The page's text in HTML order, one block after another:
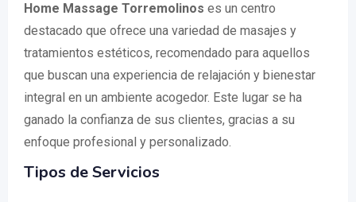
Home Massage Torremolinos es un centro
destacado que ofrece una variedad de masajes y
tratamientos estéticos, recomendado para aquellos
que buscan una experiencia de relajación y bienestar
integral en un ambiente acogedor. Este lugar se ha
ganado la confianza de sus clientes, gracias a su
enfoque profesional y personalizado.
Tipos de Servicios